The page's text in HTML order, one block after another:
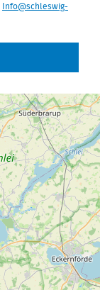
Info@schleswig-